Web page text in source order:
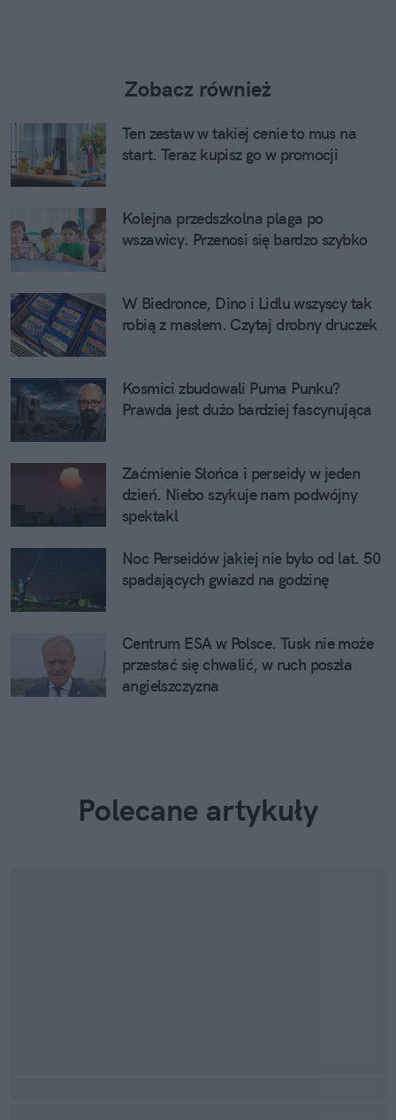
Zobacz również
Ten zestaw w takiej cenie to mus na
start. Teraz kupisz go w promocji
Kolejna przedszkolna plaga po
wszawicy. Przenosi się bardzo szybko
W Biedronce, Dino i Lidlu wszyscy tak
robią z masłem. Czytaj drobny druczek
Kosmici zbudowali Puma Punku?
Prawda jest dużo bardziej fascynująca
Zaćmienie Słońca i perseidy w jeden
dzień. Niebo szykuje nam podwójny
spektakl
Noc Perseidów jakiej nie było od lat. 50
spadających gwiazd na godzinę
Centrum ESA w Polsce. Tusk nie może
przestać się chwalić, w ruch poszła
angielszczyzna
Polecane artykuły